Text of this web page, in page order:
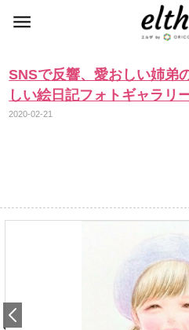
SNSで反響、愛おしい姉弟
しい絵日記フォトギャラリ
2020-02-21